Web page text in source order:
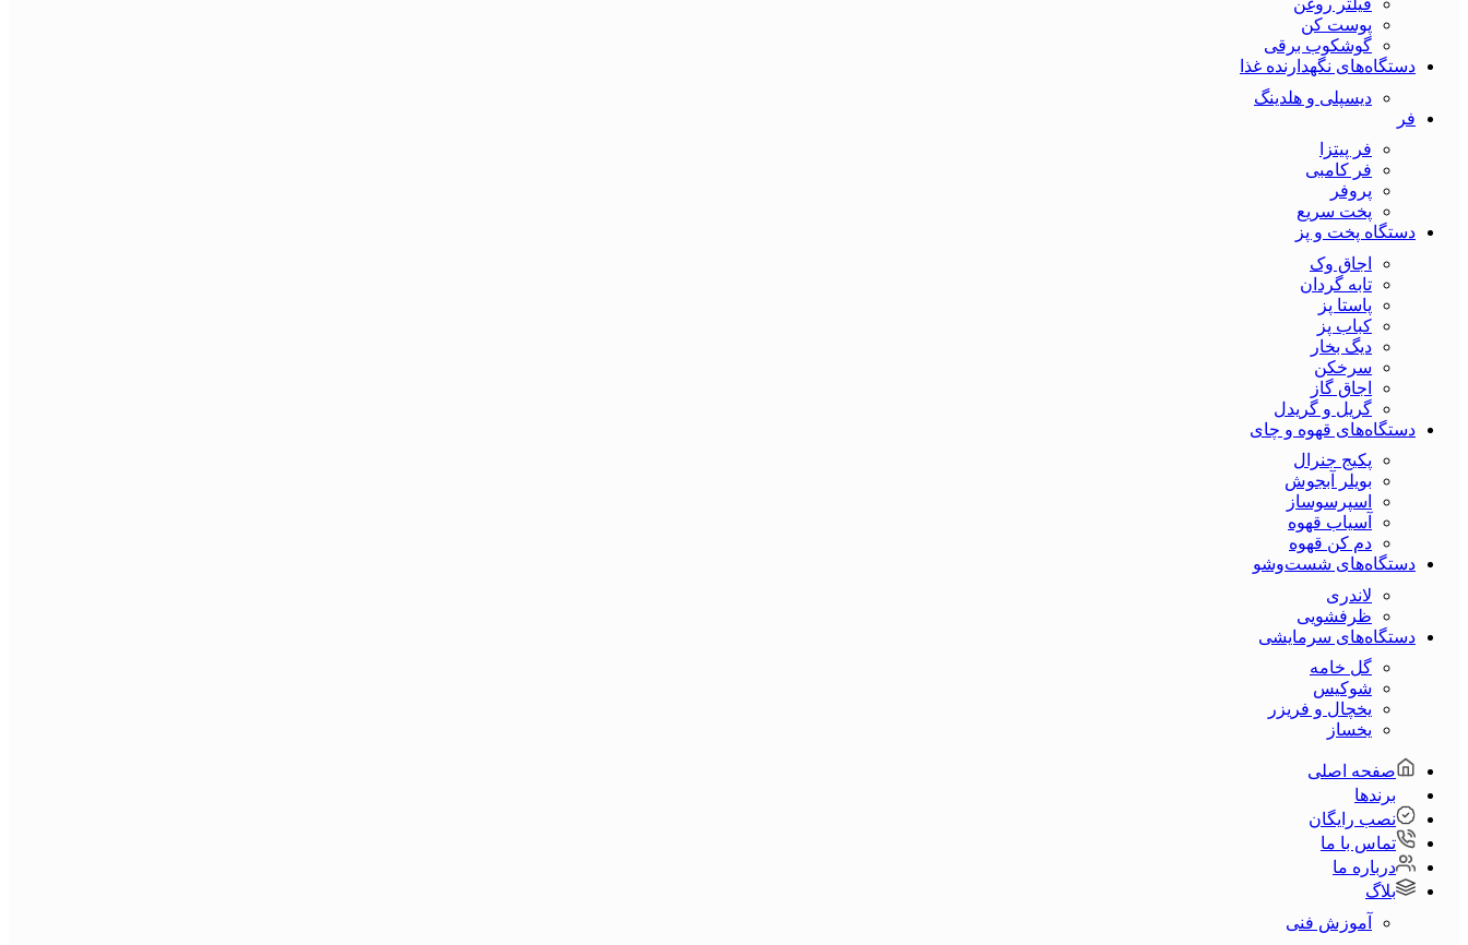
فیلتر روغن
پوست کن
گوشکوب برقی
دستگاه‌های نگهدارنده غذا
دیسپلی و هلدینگ
فر
فر پیتزا
فر کامبی
پروفر
پخت سریع
دستگاه‌ پخت و پز
اجاق وک
تابه گردان
پاستا پز
کباب پز
دیگ بخار
سرخکن
اجاق گاز
گریل و گریدل
دستگاه‌های قهوه و چای
پکیج جنرال
بویلر آبجوش
اسپرسوساز
آسیاب قهوه
دم کن قهوه
دستگاه‌های شست‌و‌شو
لاندری
ظرفشویی
دستگاه‌های سرمایشی
گل خامه
شوکیس
یخچال و فریزر
یخساز
صفحه اصلی
برندها
نصب رایگان
تماس با ما
درباره ما
بلاگ
آموزش فنی